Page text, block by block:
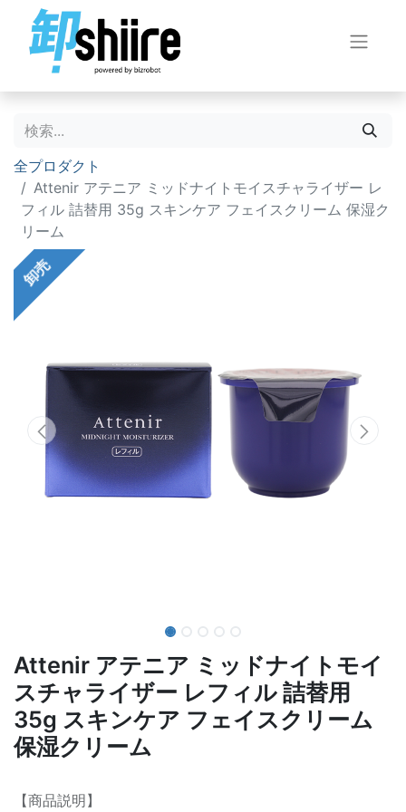
全プロダクト
Attenir アテニア ミッドナイトモイスチャライザー レ
フィル 詰替用 35g スキンケア フェイスクリーム 保湿ク
リーム
卸売
Attenir アテニア ミッドナイトモイ
スチャライザー レフィル 詰替用
35g スキンケア フェイスクリーム
保湿クリーム
【商品説明】